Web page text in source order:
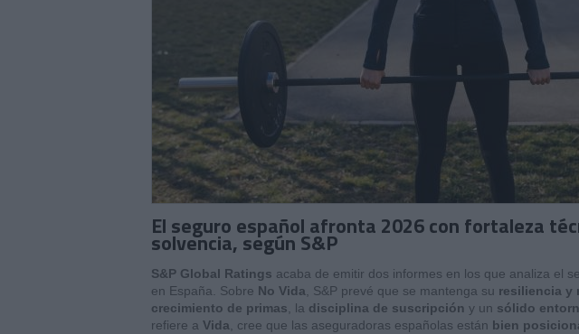
El seguro español afronta 2026 con fortaleza
solvencia, según S&P
S&P Global Ratings acaba de emitir dos informes en los que analiza el
en España. Sobre No Vida , S&P prevé que se mantenga su resiliencia y
crecimiento de primas , la disciplina de suscripción y un sólido
refiere a Vida , cree que las aseguradoras españolas están bien